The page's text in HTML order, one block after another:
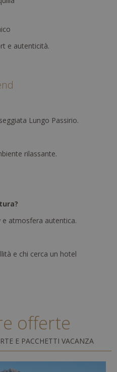
e autenticità.
Lungo Passirio.
rilassante.
atmosfera autentica.
e chi cerca un hotel
offerte
E PACCHETTI VACANZA